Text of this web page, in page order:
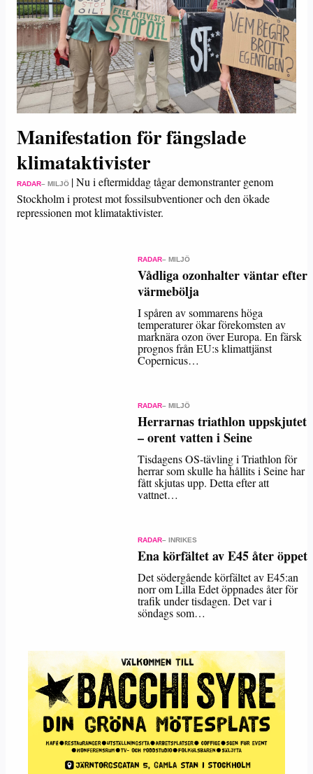
Manifestation för fängslade
klimataktivister
RADAR– MILJÖ |Nu i eftermiddag tågar demonstranter genom
Stockholm i protest mot fossilsubventioner och den ökade
repressionen mot klimataktivister.
RADAR– MILJÖ
Vådliga ozonhalter väntar efter
värmebölja
I spåren av sommarens höga
temperaturer ökar förekomsten av
marknära ozon över Europa. En färsk
prognos från EU:s klimattjänst
Copernicus…
RADAR– MILJÖ
Herrarnas triathlon uppskjutet
– orent vatten i Seine
Tisdagens OS-tävling i Triathlon för
herrar som skulle ha hållits i Seine har
fått skjutas upp. Detta efter att
vattnet…
RADAR– INRIKES
Ena körfältet av E45 åter öppet
Det södergående körfältet av E45:an
norr om Lilla Edet öppnades åter för
trafik under tisdagen. Det var i
söndags som…